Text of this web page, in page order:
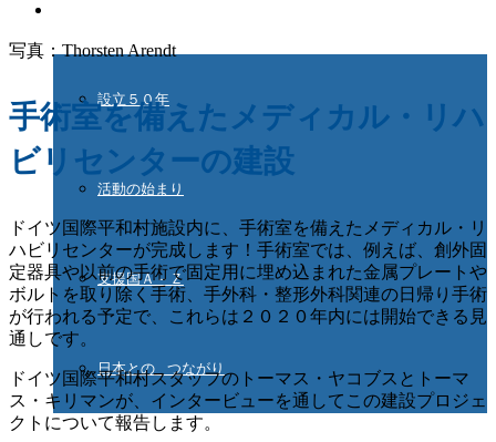
設立５０年
活動の始まり
支援国Ａ－Ｚ
日本との つながり
写真：Thorsten Arendt
手術室を備えたメディカル・リハ
ビリセンターの建設
ドイツ国際平和村施設内に、手術室を備えたメディカル・リ
ハビリセンターが完成します！手術室では、例えば、創外固
定器具や以前の手術で固定用に埋め込まれた金属プレートや
ボルトを取り除く手術、手外科・整形外科関連の日帰り手術
が行われる予定で、
これらは２０２０年内には開始できる見
通しです。
ドイツ国際平和村スタッフのトーマス・ヤコブスとトーマ
ス・キリマンが、インタービューを通してこの建設プロジェ
クトについて報告します。